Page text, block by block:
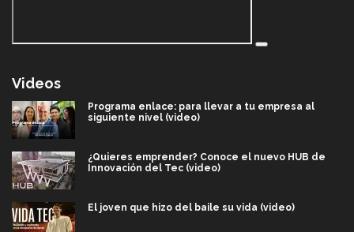
Videos
Programa enlace: para llevar a tu empresa al
siguiente nivel (video)
¿Quieres emprender? Conoce el nuevo HUB de
Innovación del Tec (video)
El joven que hizo del baile su vida (video)